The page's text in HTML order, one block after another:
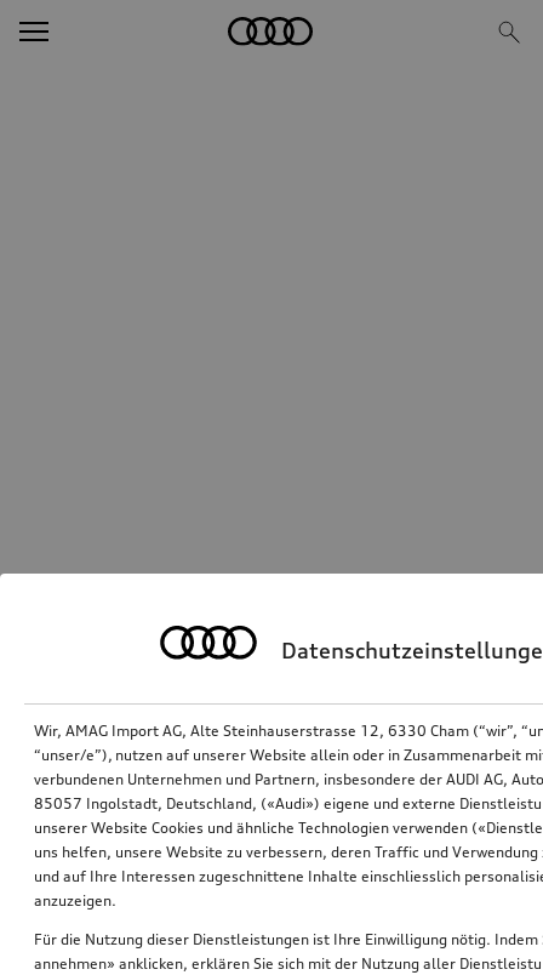
Wir, AMAG Import AG, Alte Steinhauserstrasse 12, 6330 Cham (“wir”,
“unser/e”), nutzen auf unserer Website allein oder in Zusammenarbeit
verbundenen Unternehmen und Partnern, insbesondere der AUDI AG,
85057 Ingolstadt, Deutschland, («Audi») eigene und externe
unserer Website Cookies und ähnliche Technologien verwenden
uns helfen, unsere Website zu verbessern, deren Traffic und Verwendung
und auf Ihre Interessen zugeschnittene Inhalte einschliesslich
anzuzeigen.
Für die Nutzung dieser Dienstleistungen ist Ihre Einwilligung nötig. Indem
annehmen» anklicken, erklären Sie sich mit der Nutzung aller